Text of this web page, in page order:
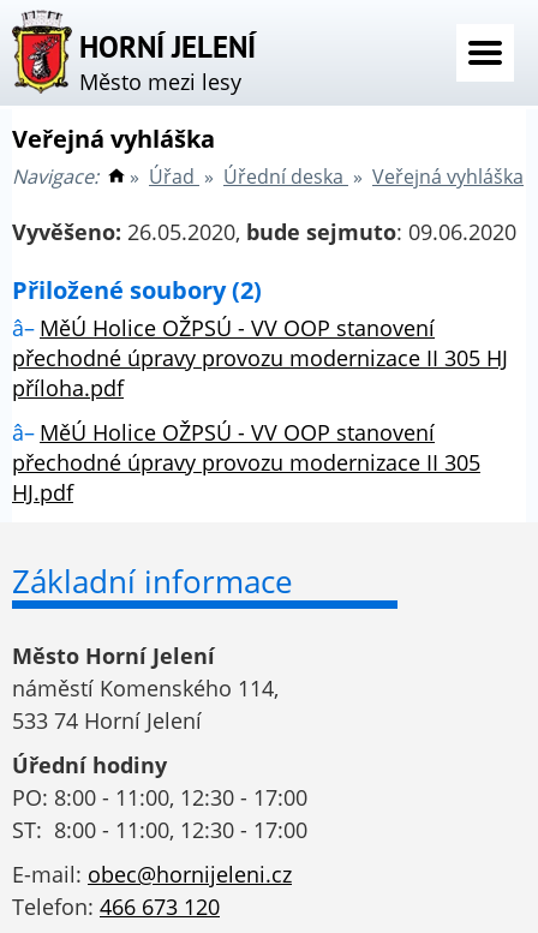
HORNÍ JELENÍ
Město mezi lesy
Veřejná vyhláška
Navigace: » Úřad » Úřední deska » Veřejná vyhláška
Vyvěšeno: 26.05.2020, bude sejmuto: 09.06.2020
Přiložené soubory (2)
MěÚ Holice OŽPSÚ - VV OOP stanovení
přechodné úpravy provozu modernizace II 305 HJ
příloha.pdf
MěÚ Holice OŽPSÚ - VV OOP stanovení
přechodné úpravy provozu modernizace II 305
HJ.pdf
Základní informace
Město Horní Jelení
náměstí Komenského 114,
533 74 Horní Jelení
Úřední hodiny
PO: 8:00 - 11:00, 12:30 - 17:00
ST: 8:00 - 11:00, 12:30 - 17:00
E-mail: obec@hornijeleni.cz
Telefon: 466 673 120